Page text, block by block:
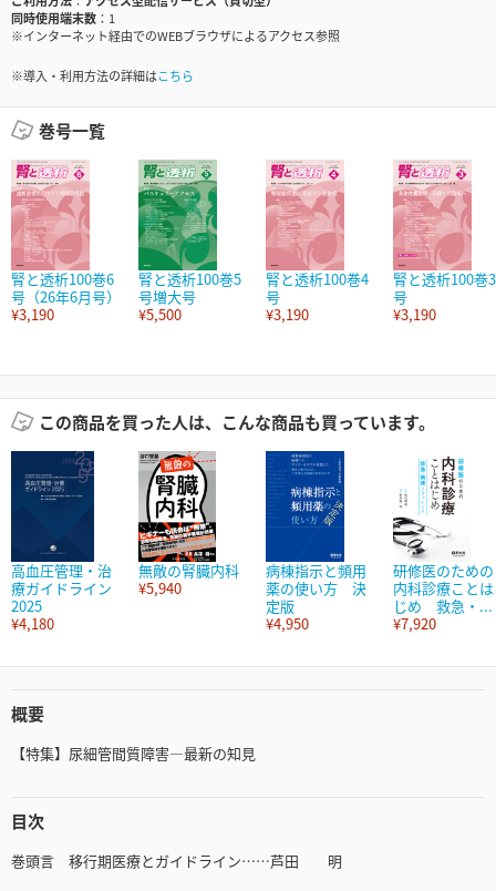
同時使用端末数
1
※インターネット経由でのWEBブラウザによるアクセス参照
※導入・利用方法の詳細はこちら
巻号一覧
腎と透析100巻6
号（26年6月号）
¥3,190
腎と透析100巻5
号増大号
¥5,500
腎と透析100巻4
号
¥3,190
腎と透析100巻3
号
¥3,190
この商品を買った人は、こんな商品も買っています。
高血圧管理・治
療ガイドライン
2025
¥4,180
無敵の腎臓内科
¥5,940
病棟指示と頻用
薬の使い方 決
定版
¥4,950
研修医のための
内科診療ことは
じめ 救急・...
¥7,920
概要
【特集】尿細管間質障害―最新の知見
目次
巻頭言 移行期医療とガイドライン……芦田 明